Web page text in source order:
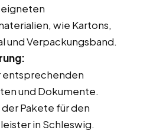
wie Kartons,
und Verpackungsband.
entsprechenden
und Dokumente.
Pakete für den
in Schleswig.